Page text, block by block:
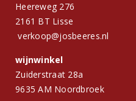
Heereweg 276
2161 BT Lisse
verkoop@josbeeres.nl
wijnwinkel
Zuiderstraat 28a
9635 AM Noordbroek